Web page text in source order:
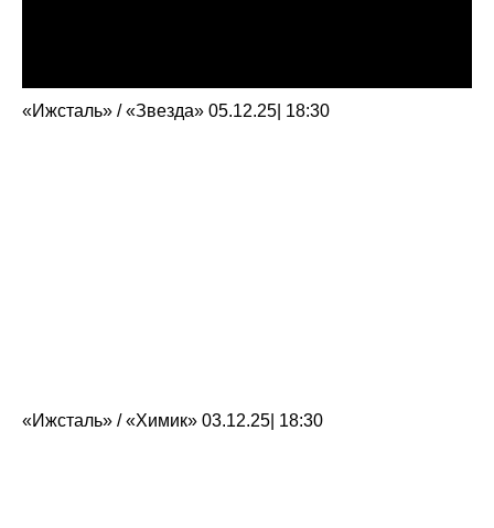
«Ижсталь» / «Звезда» 05.12.25| 18:30
«Ижсталь» / «Химик» 03.12.25| 18:30